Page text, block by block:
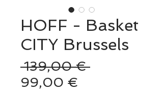
HOFF - Basket
CITY Brussels
139,00 € Prix
99,00 €